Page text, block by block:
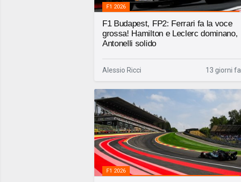
F1 2026
F1 Budapest, FP2: Ferrari fa la voce
grossa! Hamilton e Leclerc dominano,
Antonelli solido
Alessio Ricci 13 giorni fa
F1 2026